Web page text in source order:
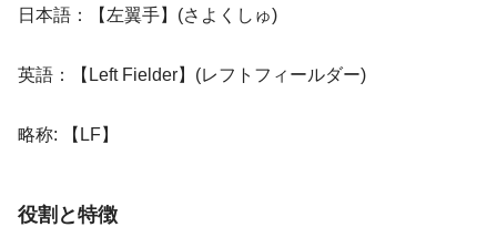
日本語：【左翼手】(さよくしゅ)
英語：【Left Fielder】(レフトフィールダー)
略称: 【LF】
役割と特徴